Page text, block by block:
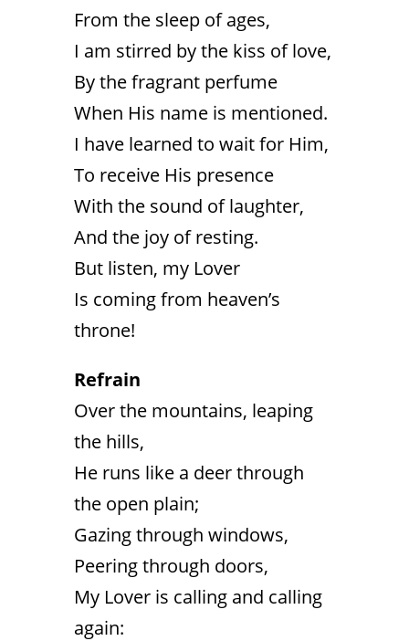
From the sleep of ages,
I am stirred by the kiss of love,
By the fragrant perfume
When His name is mentioned.
I have learned to wait for Him,
To receive His presence
With the sound of laughter,
And the joy of resting.
But listen, my Lover
Is coming from heaven’s
throne!
Refrain
Over the mountains, leaping
the hills,
He runs like a deer through
the open plain;
Gazing through windows,
Peering through doors,
My Lover is calling and calling
again: